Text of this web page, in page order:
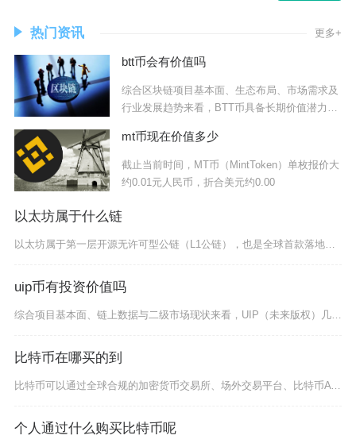
热门资讯 更多+
btt币会有价值吗
综合区块链项目基本面、生态布局、市场需求及
行业发展趋势来看，BTT币具备长期价值潜力，
mt币现在价值多少
截止当前时间，MT币（MintToken）单枚报价大
约0.01元人民币，折合美元约0.00
以太坊属于什么链
以太坊属于第一层开源无许可型公链（L1公链），也是全球首款落地智能合约、搭载图灵完备虚拟机
uip币有投资价值吗
综合项目基本面、链上数据与二级市场现状来看，UIP（未来版权）几乎不存在长期投资价值，仅存
比特币在哪买的到
比特币可以通过全球合规的加密货币交易所、场外交易平台、比特币ATM以及海外合规金融产品等渠
个人通过什么购买比特币呢